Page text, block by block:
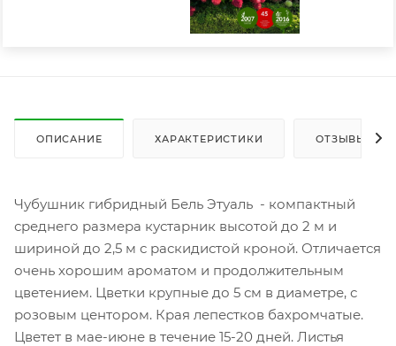
ОПИСАНИЕ ХАРАКТЕРИСТИКИ ОТЗЫВЫ
Чубушник гибридный Бель Этуаль - компактный
среднего размера кустарник высотой до 2 м и
шириной до 2,5 м с раскидистой кроной. Отличается
очень хорошим ароматом и продолжительным
цветением. Цветки крупные до 5 см в диаметре, с
розовым центором. Края лепестков бахромчатые.
Цветет в мае-июне в течение 15-20 дней. Листья